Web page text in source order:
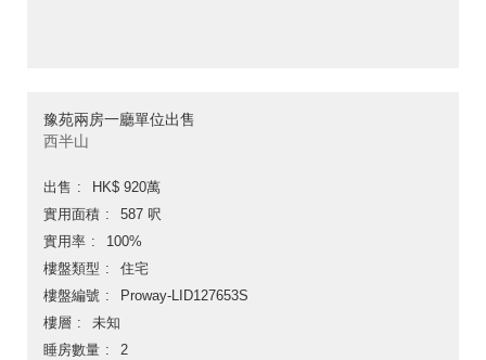
豫苑兩房一廳單位出售
西半山
出售
HK$ 920萬
實用面積
587 呎
實用率
100%
樓盤類型
住宅
樓盤編號
Proway-LID127653S
樓層
未知
睡房數量
2